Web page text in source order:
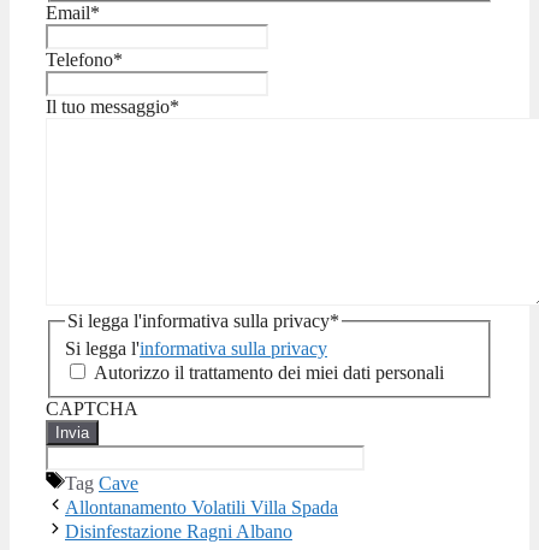
Email*
Telefono*
Il tuo messaggio*
Si legga l'informativa sulla privacy*
Si legga l'informativa sulla privacy
Autorizzo il trattamento dei miei dati personali
CAPTCHA
Tag Cave
Allontanamento Volatili Villa Spada
Disinfestazione Ragni Albano